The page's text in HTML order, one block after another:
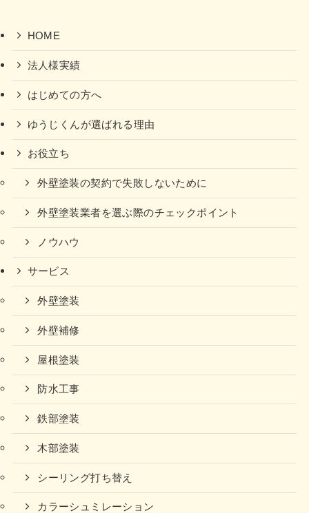
HOME
法人様実績
はじめての方へ
ゆうじくんが選ばれる理由
お役立ち
外壁塗装の契約で失敗しないために
外壁塗装業者を選ぶ際のチェックポイント
ノウハウ
サービス
外壁塗装
外壁補修
屋根塗装
防水工事
鉄部塗装
木部塗装
シーリング打ち替え
カラーシュミレーション